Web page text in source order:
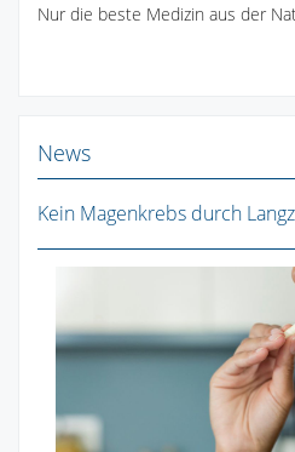
Nur die beste Medizin aus der
News
Kein Magenkrebs durch